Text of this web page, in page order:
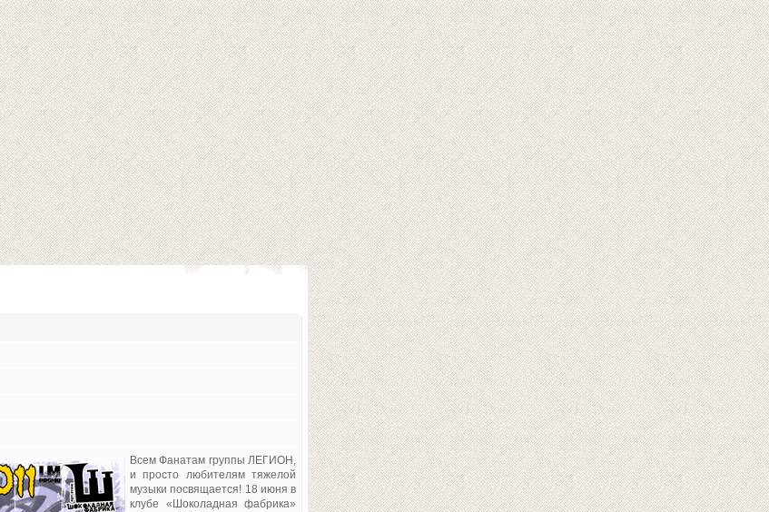
Всем Фанатам группы ЛЕГИОН,
и просто любителям тяжелой
музыки посвящается! 18 июня в
клубе «Шоколадная фабрика»